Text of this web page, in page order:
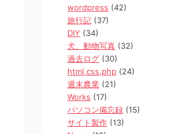
wordpress (42)
旅行記 (37)
DIY (34)
犬、動物写真 (32)
過去ログ (30)
html,css,php (24)
週末農業 (21)
Works (17)
パソコン備忘録 (15)
サイト製作 (13)